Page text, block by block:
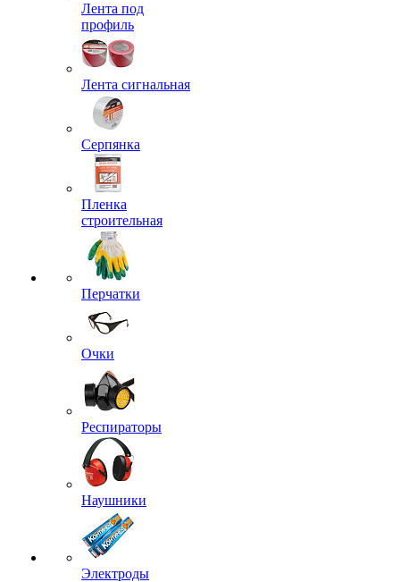
Лента под
профиль
Лента сигнальная
Серпянка
Пленка
строительная
Перчатки
Очки
Респираторы
Наушники
Электроды